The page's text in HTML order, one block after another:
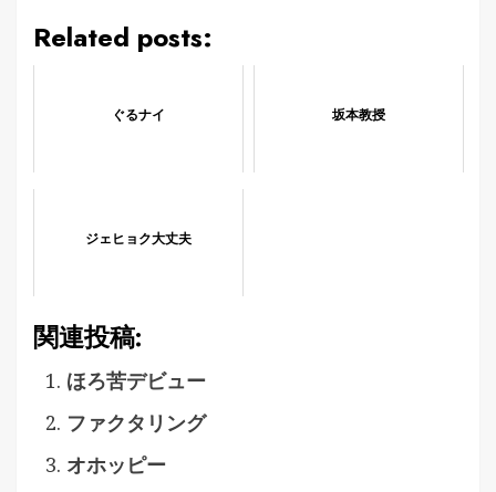
Related posts:
ぐるナイ 坂本教授
ジェヒョク大丈夫
関連投稿:
ほろ苦デビュー
ファクタリング
オホッピー